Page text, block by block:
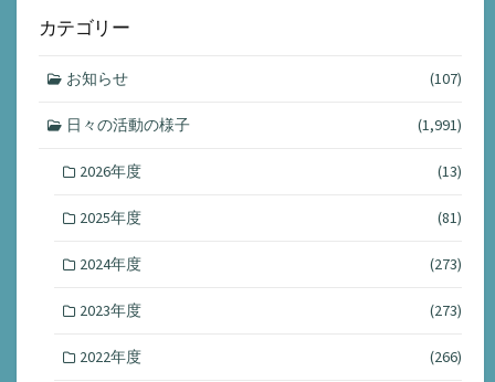
カテゴリー
お知らせ (107)
日々の活動の様子 (1,991)
2026年度 (13)
2025年度 (81)
2024年度 (273)
2023年度 (273)
2022年度 (266)